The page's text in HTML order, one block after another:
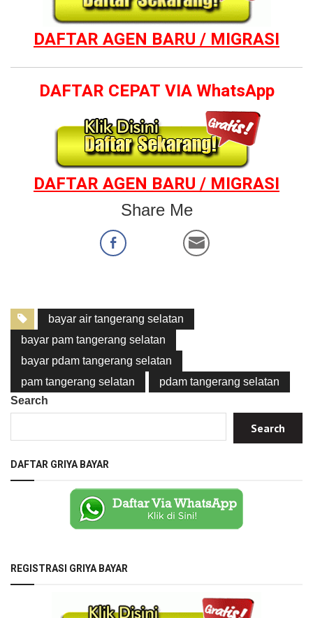
DAFTAR AGEN BARU / MIGRASI
DAFTAR CEPAT VIA WhatsApp
DAFTAR AGEN BARU / MIGRASI
Share Me
bayar air tangerang selatan
bayar pam tangerang selatan
bayar pdam tangerang selatan
pam tangerang selatan
pdam tangerang selatan
Search
Search
DAFTAR GRIYA BAYAR
REGISTRASI GRIYA BAYAR